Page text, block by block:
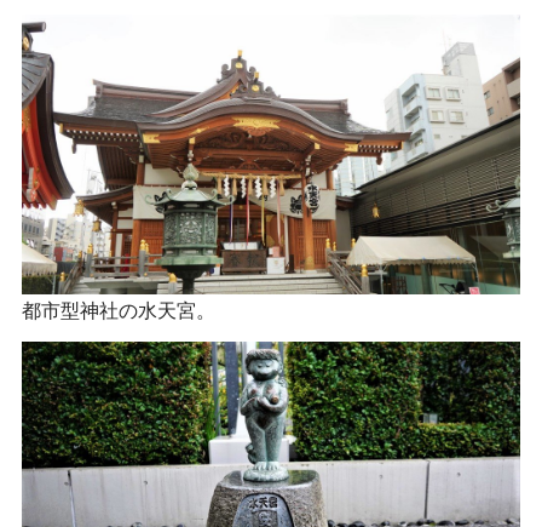
都市型神社の水天宮。